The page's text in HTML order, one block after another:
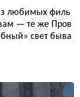
любимых филь
— те же Пров
свет быва